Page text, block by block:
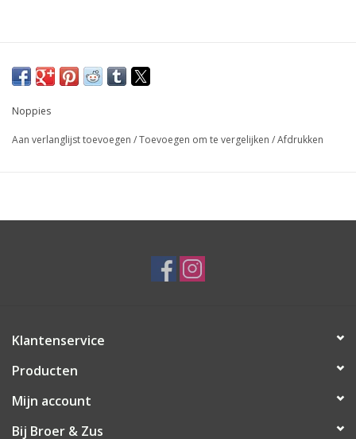
Noppies
Aan verlanglijst toevoegen /Toevoegen om te vergelijken /Afdrukken
Klantenservice
Producten
Mijn account
Bij Broer & Zus